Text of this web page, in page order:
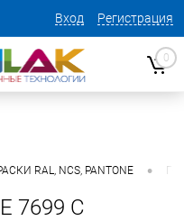
Вход Регистрация
0
RAL, NCS, PANTONE •
7699 C